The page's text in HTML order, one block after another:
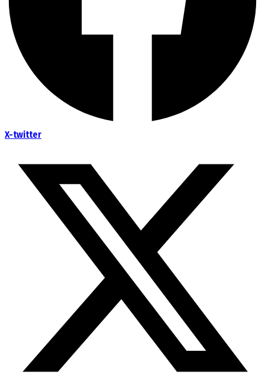
X-twitter